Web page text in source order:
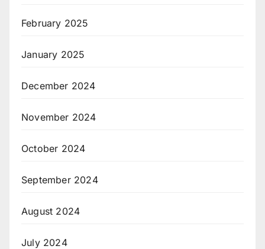
February 2025
January 2025
December 2024
November 2024
October 2024
September 2024
August 2024
July 2024